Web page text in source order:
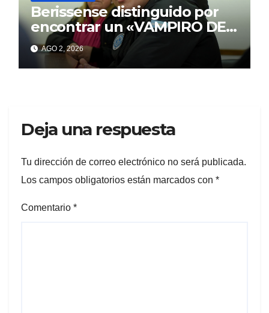
Berissense distinguido por
encontrar un «VAMPIRO DE
MAR»
AGO 2, 2026
Deja una respuesta
Tu dirección de correo electrónico no será publicada.
Los campos obligatorios están marcados con *
Comentario *